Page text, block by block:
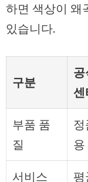
하면 색상이 왜
있습니다.
구분
센
부품 품
질
용
서비스